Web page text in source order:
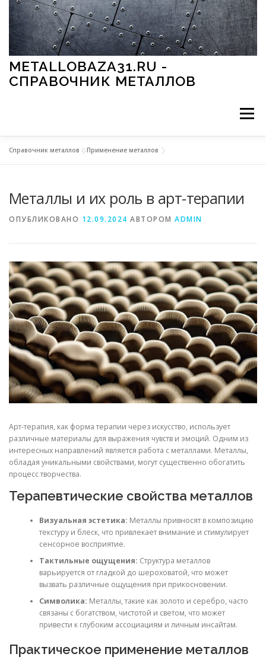
Перейти к содержимому
METALLOBAZA31.RU -
СПРАВОЧНИК МЕТАЛЛОВ
Меню
МЕТАЛЛЫ И ОКРУЖАЮЩАЯ СРЕДА
СВОЙСТВА МЕТАЛЛОВ СОРТА МЕТАЛЛОВ
СТАТЬИ
Справочник металлов »Применение металлов
Металлы и их роль в арт-терапии
ОПУБЛИКОВАНО 12.09.2024 АВТОРОМ ADMIN
Арт-терапия, как форма терапии через искусство, использует
различные материалы для выражения чувств и эмоций. Одним из
интересных направлений является работа с металлами. Металлы,
обладая уникальными свойствами, могут существенно обогатить
процесс творчества.
Терапевтические свойства металлов
Визуальная эстетика: Металлы привносят в композицию
текстуру и блеск, что привлекает внимание и стимулирует
сенсорное восприятие.
Тактильные ощущения: Структура металлов
варьируется от гладкой до шероховатой, что может
вызвать различные ощущения при прикосновении.
Символика: Металлы, такие как золото и серебро, часто
связаны с богатством, чистотой и светом, что может
привести к глубоким ассоциациям и личным инсайтам.
Практическое применение металлов